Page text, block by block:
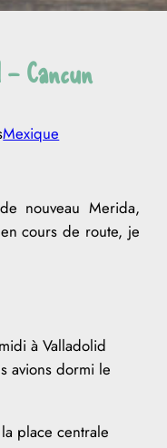
Cancun
Mexique
nouveau Merida,
cours de route, je
à Valladolid
avions dormi le
place centrale